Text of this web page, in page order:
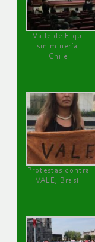
Valle de Elqui
sin minería.
Chile
Protestas contra
VALE, Brasil